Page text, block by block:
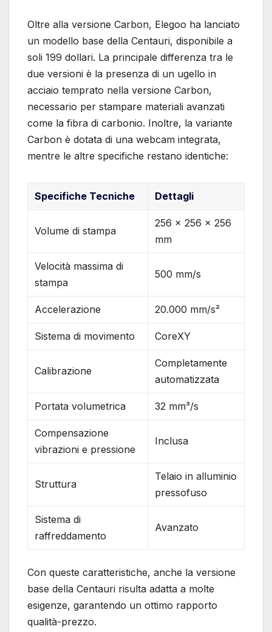
Oltre alla versione Carbon, Elegoo ha lanciato
un modello base della Centauri, disponibile a
soli 199 dollari. La principale differenza tra le
due versioni è la presenza di un ugello in
acciaio temprato nella versione Carbon,
necessario per stampare materiali avanzati
come la fibra di carbonio. Inoltre, la variante
Carbon è dotata di una webcam integrata,
mentre le altre specifiche restano identiche:
Specifiche Tecniche Dettagli
Volume di stampa
256 x 256 x 256
mm
Velocità massima di
stampa
500 mm/s
Accelerazione 20.000 mm/s²
Sistema di movimento CoreXY
Calibrazione
Completamente
automatizzata
Portata volumetrica 32 mm³/s
Compensazione
vibrazioni e pressione
Inclusa
Struttura
Telaio in alluminio
pressofuso
Sistema di
raffreddamento
Avanzato
Con queste caratteristiche, anche la versione
base della Centauri risulta adatta a molte
esigenze, garantendo un ottimo rapporto
qualità-prezzo.